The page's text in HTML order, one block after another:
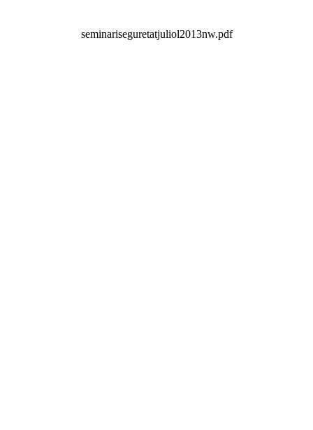
seminariseguretatjuliol2013nw.pdf